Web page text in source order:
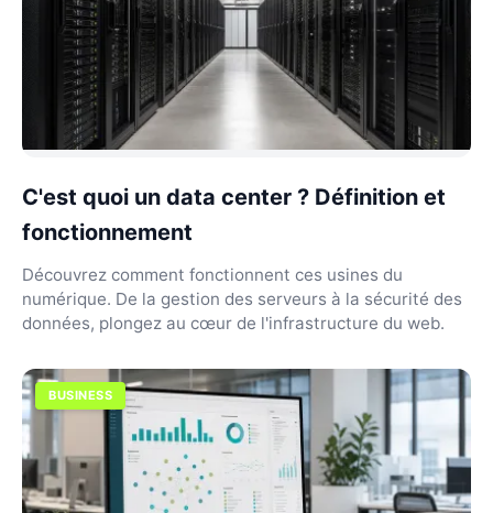
C'est quoi un data center ? Définition et
fonctionnement
Découvrez comment fonctionnent ces usines du
numérique. De la gestion des serveurs à la sécurité des
données, plongez au cœur de l'infrastructure du web.
BUSINESS